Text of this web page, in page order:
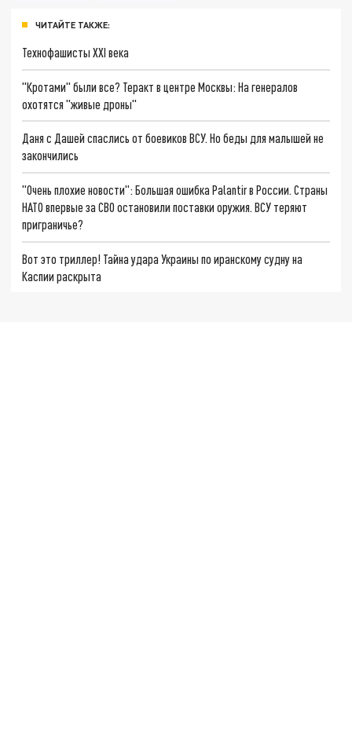
ЧИТАЙТЕ ТАКЖЕ:
Технофашисты XXI века
"Кротами" были все? Теракт в центре Москвы: На генералов
охотятся "живые дроны"
Даня с Дашей спаслись от боевиков ВСУ. Но беды для малышей не
закончились
"Очень плохие новости": Большая ошибка Palantir в России. Страны
НАТО впервые за СВО остановили поставки оружия. ВСУ теряют
приграничье?
Вот это триллер! Тайна удара Украины по иранскому судну на
Каспии раскрыта